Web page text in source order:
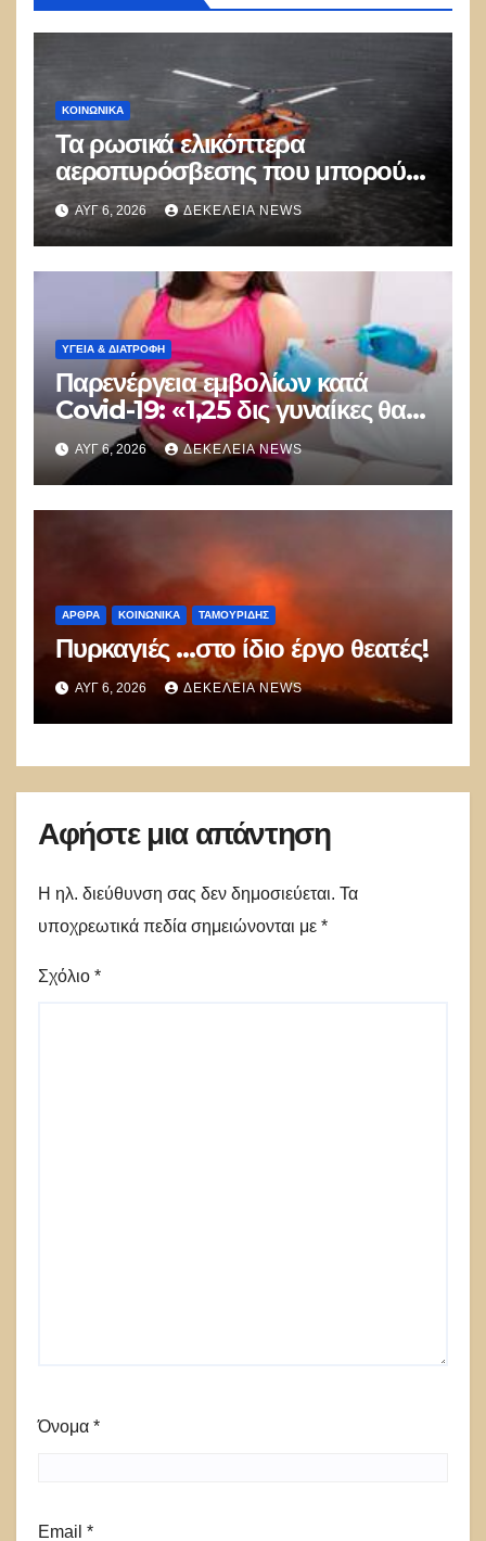
ΚΟΙΝΩΝΙΚΑ
Τα ρωσικά ελικόπτερα
αεροπυρόσβεσης που μπορούν
να ρίχνουν 5 τόνους νερού με 8
μποφόρ
ΑΥΓ 6, 2026 ΔΕΚΈΛΕΙΑ NEWS
ΥΓΕΙΑ & ΔΙΑΤΡΟΦΗ
Παρενέργεια εμβολίων κατά
Covid-19: «1,25 δις γυναίκες θα
τεκνοποιήσουν ένα είδος
ανθρώπου που δεν έχει υπάρξει
μέχρι στιγμής»
ΑΥΓ 6, 2026 ΔΕΚΈΛΕΙΑ NEWS
ΑΡΘΡΑ ΚΟΙΝΩΝΙΚΑ ΤΑΜΟΥΡΊΔΗΣ
Πυρκαγιές …στο ίδιο έργο θεατές!
ΑΥΓ 6, 2026 ΔΕΚΈΛΕΙΑ NEWS
Αφήστε μια απάντηση
Η ηλ. διεύθυνση σας δεν δημοσιεύεται. Τα
υποχρεωτικά πεδία σημειώνονται με *
Σχόλιο *
Όνομα *
Email *